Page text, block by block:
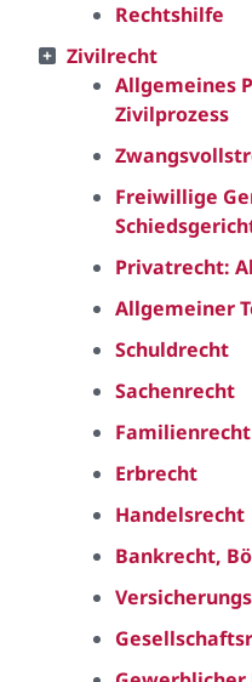
Rechtshilfe
Zivilrecht
Allgemeines
Zivilprozess
Freiwillige
Privatrecht:
Allgemeiner
Schuldrecht
Sachenrecht
Familienrecht
Erbrecht
Handelsrecht
Bankrecht,